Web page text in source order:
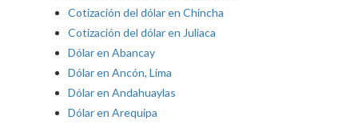
Cotización del dólar en Chincha
Cotización del dólar en Juliaca
Dólar en Abancay
Dólar en Ancón, Lima
Dólar en Andahuaylas
Dólar en Arequipa